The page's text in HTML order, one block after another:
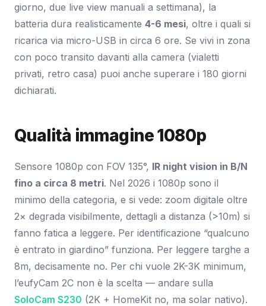
giorno, due live view manuali a settimana), la
batteria dura realisticamente 4-6 mesi, oltre i quali si
ricarica via micro-USB in circa 6 ore. Se vivi in zona
con poco transito davanti alla camera (vialetti
privati, retro casa) puoi anche superare i 180 giorni
dichiarati.
Qualità immagine 1080p
Sensore 1080p con FOV 135°, IR night vision in B/N
fino a circa 8 metri. Nel 2026 i 1080p sono il
minimo della categoria, e si vede: zoom digitale oltre
2× degrada visibilmente, dettagli a distanza (>10m) si
fanno fatica a leggere. Per identificazione “qualcuno
è entrato in giardino” funziona. Per leggere targhe a
8m, decisamente no. Per chi vuole 2K-3K minimum,
l’eufyCam 2C non è la scelta — andare sulla
SoloCam S230 (2K + HomeKit no, ma solar nativo).